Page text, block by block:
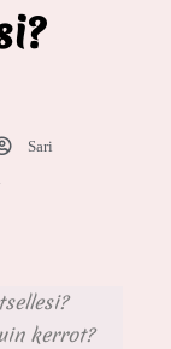
Sari
kerrot?